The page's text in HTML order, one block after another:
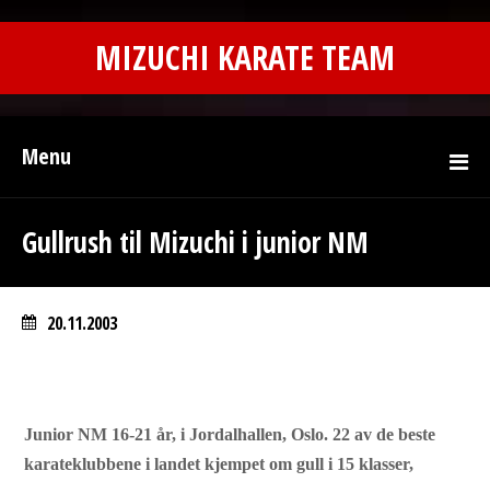
MIZUCHI KARATE TEAM
Menu
Gullrush til Mizuchi i junior NM
20.11.2003
Junior NM 16-21 år, i Jordalhallen, Oslo. 22 av de beste
karateklubbene i landet kjempet om gull i 15 klasser,